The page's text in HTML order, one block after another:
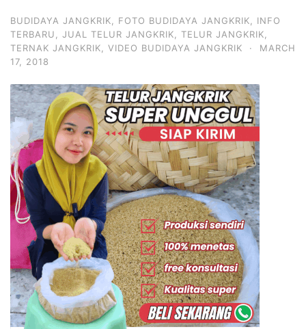
BUDIDAYA JANGKRIK FOTO BUDIDAYA JANGKRIK
INFO
TERBARU
JUAL TELUR JANGKRIK TELUR JANGKRIK
TERNAK JANGKRIK
VIDEO BUDIDAYA JANGKRIK ·
MARCH
17, 2018